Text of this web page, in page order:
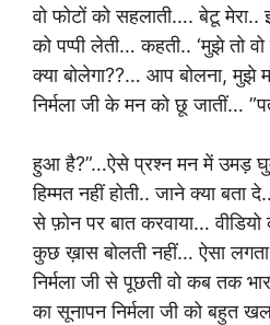
वो फोटों को सहलाती…. बेटू मेरा..
को पप्पी लेती… कहती.. ‘मुझे तो
क्या बोलेगा??… आप बोलना, मुझे
निर्मला जी के मन को छू जातीं…
हुआ है?”…ऐसे प्रश्न मन में उमड़
हिम्मत नहीं होती.. जाने क्या बता
से फ़ोन पर बात करवाया…
कुछ ख़ास बोलती नहीं… ऐसा
निर्मला जी से पूछती वो कब तक
का सूनापन निर्मला जी को बहुत